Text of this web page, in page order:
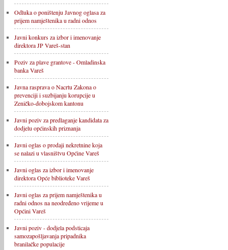
Odluka o poništenju Javnog oglasa za
prijem namještenika u radni odnos
Javni konkurs za izbor i imenovanje
direktora JP Vareš-stan
Poziv za plave grantove - Omladinska
banka Vareš
Javna rasprava o Nacrtu Zakona o
prevenciji i suzbijanju korupcije u
Zeničko-dobojskom kantonu
Javni poziv za predlaganje kandidata za
dodjelu općinskih priznanja
Javni oglas o prodaji nekretnine koja
se nalazi u vlasništvu Općine Vareš
Javni oglas za izbor i imenovanje
direktora Opće biblioteke Vareš
Javni oglas za prijem namještenika u
radni odnos na neodređeno vrijeme u
Općini Vareš
Javni poziv - dodjela podsticaja
samozapošljavanja pripadnika
branilačke populacije